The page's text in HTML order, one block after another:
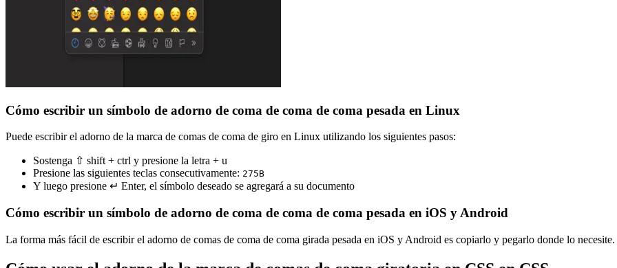
Cómo escribir un símbolo de adorno de coma de coma de coma pesada en Linux
Puede escribir el adorno de la marca de comas de coma de giro en Linux utilizando los siguientes pasos:
Sostenga ⇧ shift + ctrl y presione la letra + u
Presione las siguientes teclas consecutivamente: 275B
Y luego presione ↵ Enter, el símbolo deseado se agregará a su documento
Cómo escribir un símbolo de adorno de coma de coma de coma pesada en iOS y Android
La forma más fácil de escribir el adorno de comas de coma de coma girada pesada en iOS y Android es copiarlo y pegarlo donde lo necesite.